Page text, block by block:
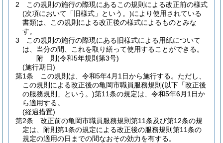
2
この規則の施行の際現にあるこの規則による改正前の様式
(次項において「旧様式」という。)により使用されている
書類は、この規則による改正後の様式によるものとみな
す。
3
この規則の施行の際現にある旧様式による用紙について
は、当分の間、これを取り繕って使用することができる。
附 則(令和5年規則第3号)
(施行期日)
第1条
この規則は、令和5年4月1日から施行する。 ただし、
この規則による改正後の亀岡市職員服務規則 (以下「改正後
の服務規則」という。)第11条の規定は、令和5年6月1日か
ら適用する。
(経過措置)
第2条
改正前の亀岡市職員服務規則第11条及び第12条の規
定は、附則第1条の規定による改正後の服務規則第11条の
規定の適用の日までの間なおその効力を有する。